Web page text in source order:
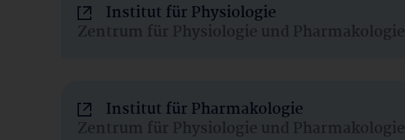
Institut für Physiologie
Zentrum für Physiologie und Pharmakologie
Institut für Pharmakologie
Zentrum für Physiologie und Pharmakologie